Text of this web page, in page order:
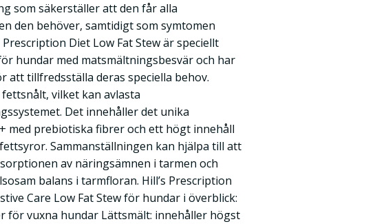
som säkerställer att den får alla
den behöver, samtidigt som symtomen
Prescription Diet Low Fat Stew är speciellt
hundar med matsmältningsbesvär och har
att tillfredsställa deras speciella behov.
vilket kan avlasta
Det innehåller det unika
med prebiotiska fibrer och ett högt innehåll
Sammanställningen kan hjälpa till att
av näringsämnen i tarmen och
balans i tarmfloran. Hill’s Prescription
Care Low Fat Stew för hundar i överblick:
för vuxna hundar Lättsmält: innehåller högst